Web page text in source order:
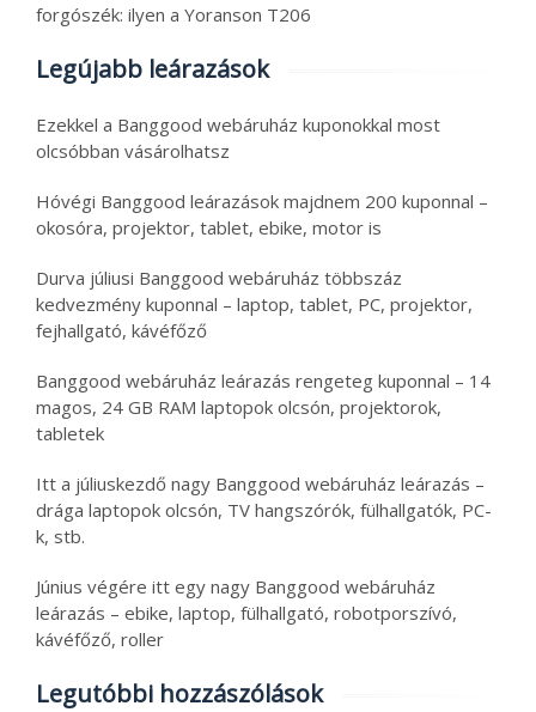
forgószék: ilyen a Yoranson T206
Legújabb leárazások
Ezekkel a Banggood webáruház kuponokkal most
olcsóbban vásárolhatsz
Hóvégi Banggood leárazások majdnem 200 kuponnal –
okosóra, projektor, tablet, ebike, motor is
Durva júliusi Banggood webáruház többszáz
kedvezmény kuponnal – laptop, tablet, PC, projektor,
fejhallgató, kávéfőző
Banggood webáruház leárazás rengeteg kuponnal – 14
magos, 24 GB RAM laptopok olcsón, projektorok,
tabletek
Itt a júliuskezdő nagy Banggood webáruház leárazás –
drága laptopok olcsón, TV hangszórók, fülhallgatók, PC-
k, stb.
Június végére itt egy nagy Banggood webáruház
leárazás – ebike, laptop, fülhallgató, robotporszívó,
kávéfőző, roller
Legutóbbi hozzászólások